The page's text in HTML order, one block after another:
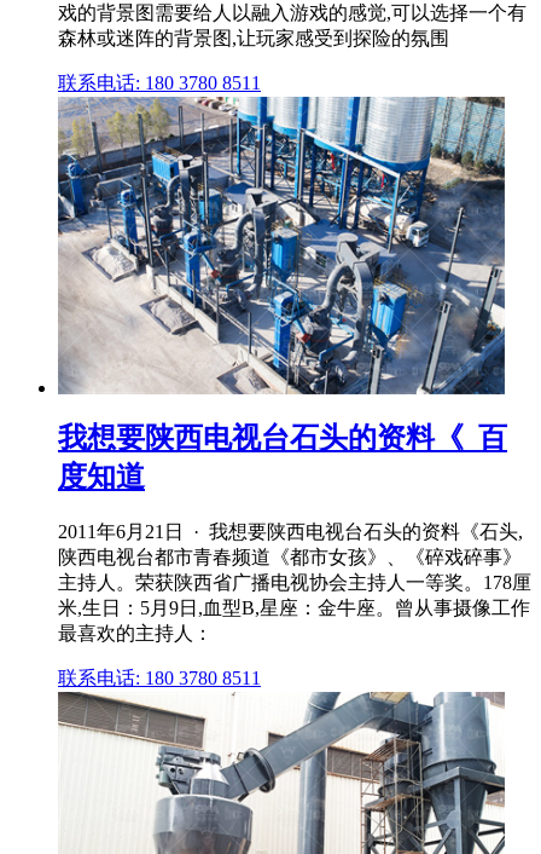
戏的背景图需要给人以融入游戏的感觉,可以选择一个有
森林或迷阵的背景图,让玩家感受到探险的氛围
联系电话: 180 3780 8511
我想要陕西电视台石头的资料《_百
度知道
2011年6月21日 · 我想要陕西电视台石头的资料《石头,
陕西电视台都市青春频道《都市女孩》、《碎戏碎事》
主持人。荣获陕西省广播电视协会主持人一等奖。178厘
米,生日：5月9日,血型B,星座：金牛座。曾从事摄像工作
最喜欢的主持人：
联系电话: 180 3780 8511